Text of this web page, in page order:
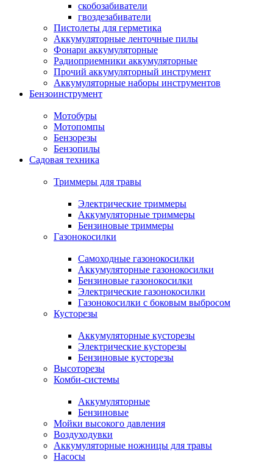
скобозабиватели
гвоздезабиватели
Пистолеты для герметика
Аккумуляторные ленточные пилы
Фонари аккумуляторные
Радиоприемники аккумуляторные
Прочий аккумуляторный инструмент
Аккумуляторные наборы инструментов
Бензоинструмент
Мотобуры
Мотопомпы
Бензорезы
Бензопилы
Садовая техника
Триммеры для травы
Электрические триммеры
Аккумуляторные триммеры
Бензиновые триммеры
Газонокосилки
Самоходные газонокосилки
Аккумуляторные газонокосилки
Бензиновые газонокосилки
Электрические газонокосилки
Газонокосилки с боковым выбросом
Кусторезы
Аккумуляторные кусторезы
Электрические кусторезы
Бензиновые кусторезы
Высоторезы
Комби-системы
Аккумуляторные
Бензиновые
Мойки высокого давления
Воздуходувки
Аккумуляторные ножницы для травы
Насосы